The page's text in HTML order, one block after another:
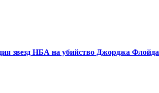
звезд НБА на убийство Джорджа Флойда